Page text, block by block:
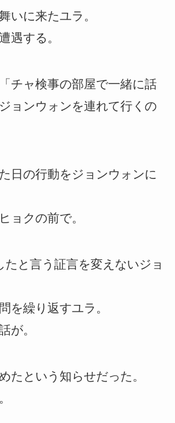
いに来たユラ。
遇する。
チャ検事の部屋で一緒に話
ョンウォンを連れて行くの
日の行動をジョンウォンに
ョクの前で。
たと言う証言を変えないジョ
を繰り返すユラ。
が。
たという知らせだった。